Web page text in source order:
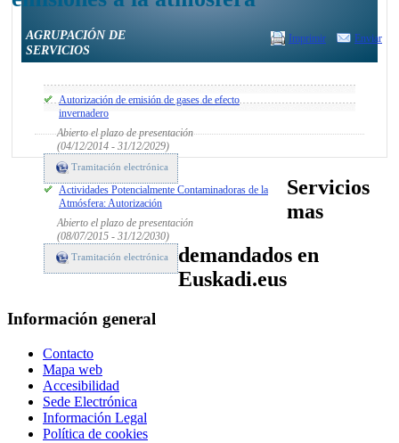
Imprimir Enviar
AGRUPACIÓN DE
SERVICIOS
Autorización de emisión de gases de efecto
invernadero
Abierto el plazo de presentación
(04/12/2014 - 31/12/2029)
Tramitación electrónica
Actividades Potencialmente Contaminadoras de la
Atmósfera: Autorización
Abierto el plazo de presentación
(08/07/2015 - 31/12/2030)
Tramitación electrónica
Servicios
mas
demandados en
Euskadi.eus
Información general
Contacto
Mapa web
Accesibilidad
Sede Electrónica
Información Legal
Política de cookies